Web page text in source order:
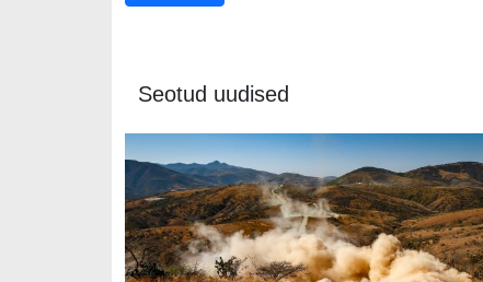
Seotud uudised